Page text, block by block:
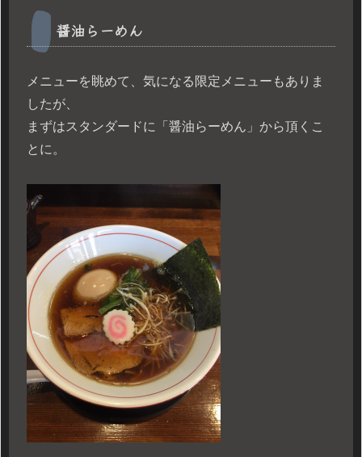
醤油らーめん
メニューを眺めて、気になる限定メニューもありま
したが、
まずはスタンダードに「醤油らーめん」から頂くこ
とに。